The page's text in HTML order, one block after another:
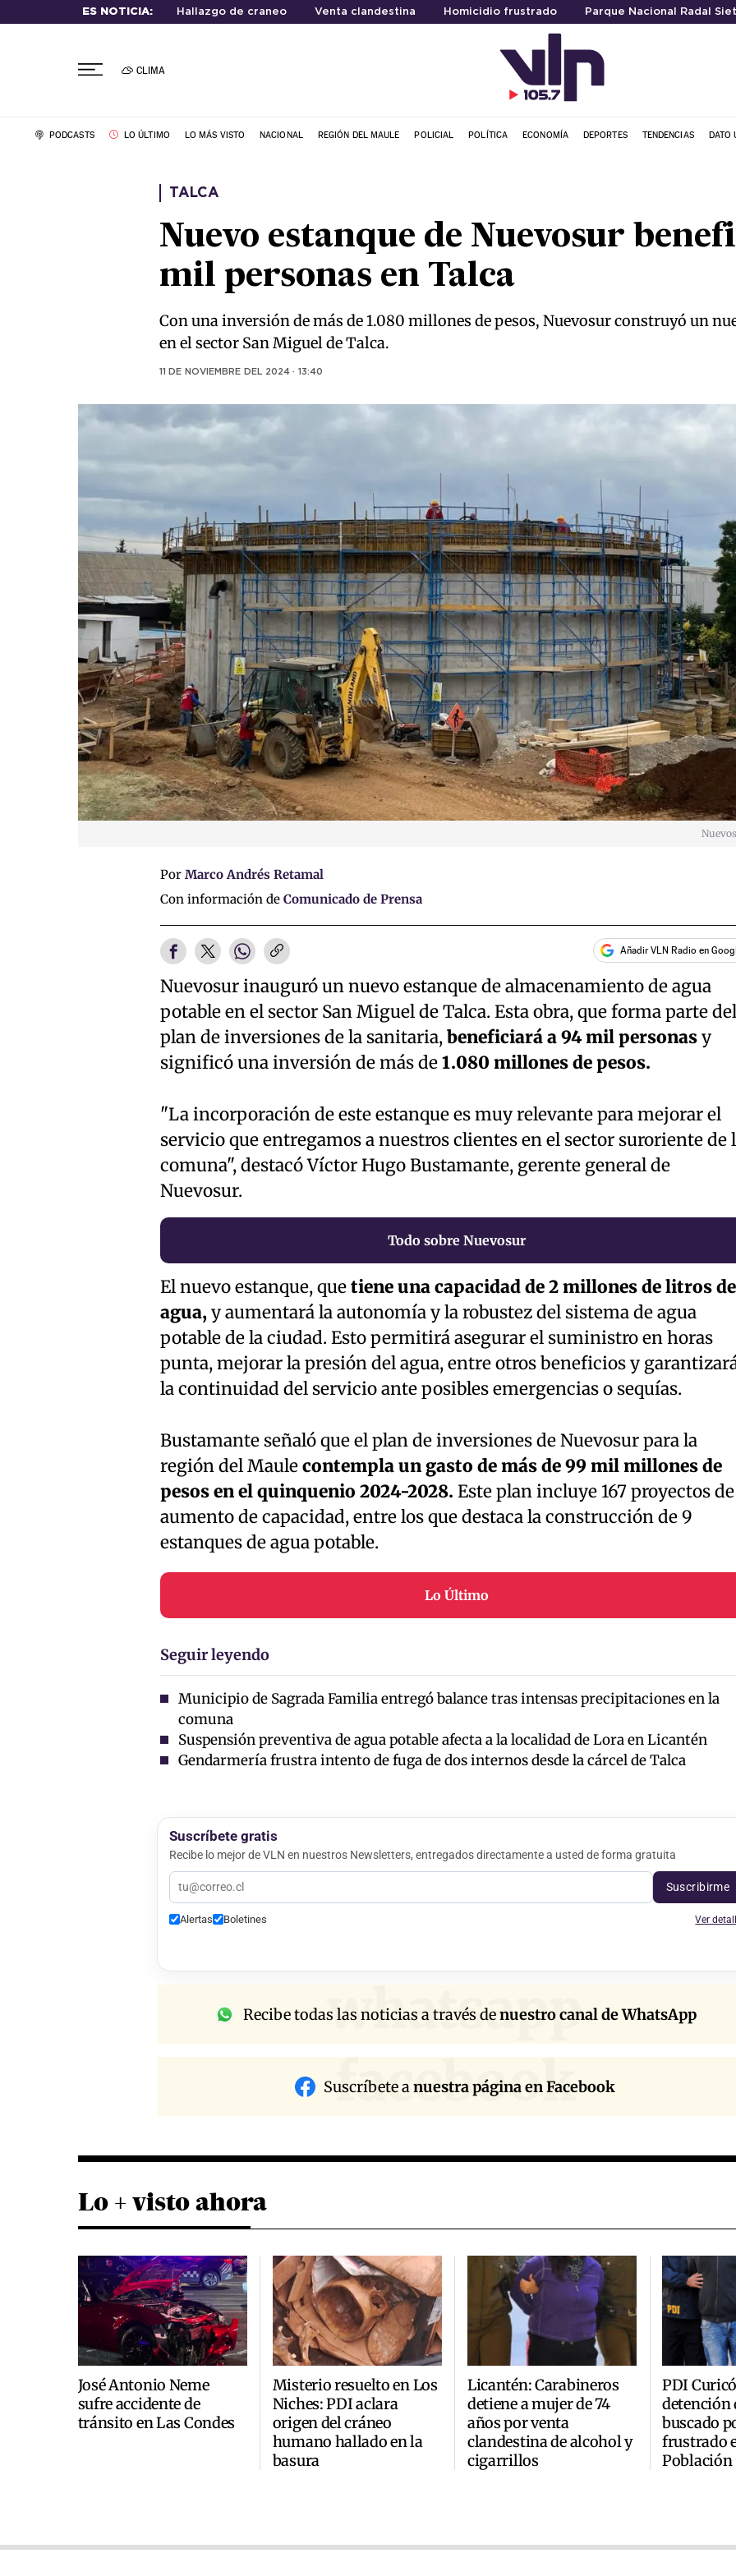
ES NOTICIA: Hallazgo de craneo Venta clandestina Homicidio frustrado Parque Nacional Radal
CLIMA
PODCASTS LO ÚLTIMO LO MÁS VISTO NACIONAL REGIÓN DEL MAULE POLICIAL POLÍTICA ECONOMÍA DEPORTES TENDENCIAS DATO
TALCA
Nuevo estanque de Nuevosur
mil personas en Talca
Con una inversión de más de 1.080 millones de pesos, Nuevosur construyó un
en el sector San Miguel de Talca.
11 DE NOVIEMBRE DEL 2024 · 13:40
Por Marco Andrés Retamal
Con información de Comunicado de Prensa
Añadir VLN Radio en
Nuevosur inauguró un nuevo estanque de almacenamiento de agua
potable en el sector San Miguel de Talca. Esta obra, que forma parte del
plan de inversiones de la sanitaria,beneficiará a 94 mil personasy
significó una inversión de más de1.080 millones de pesos.
"La incorporación de este estanque es muy relevante para mejorar el
servicio que entregamos a nuestros clientes en el sector suroriente de
comuna", destacó Víctor Hugo Bustamante, gerente general de
Nuevosur.
Todo sobre Nuevosur
El nuevo estanque, quetiene una capacidad de 2 millones de litros de
agua,y aumentará la autonomía y la robustez del sistema de agua
potable de la ciudad. Esto permitirá asegurar el suministro en horas
punta, mejorar la presión del agua, entre otros beneficios y
la continuidad del servicio ante posibles emergencias o sequías.
Bustamante señaló que el plan de inversiones de Nuevosur para la
región del Maulecontempla un gasto de más de 99 mil millones de
pesos en el quinquenio 2024-2028. Este plan incluye 167 proyectos de
aumento de capacidad, entre los que destaca la construcción de 9
estanques de agua potable.
Lo Último
Seguir leyendo
Municipio de Sagrada Familia entregó balance tras intensas precipitaciones en la
comuna
Suspensión preventiva de agua potable afecta a la localidad de Lora en Licantén
Gendarmería frustra intento de fuga de dos internos desde la cárcel de Talca
Suscríbete gratis
Recibe lo mejor de VLN en nuestros Newsletters, entregados directamente a usted de forma gratuita
Suscribirme
Alertas Boletines Ver
whatsapp
Recibe todas las noticias a través denuestro canal de WhatsApp
facebook
Suscríbete anuestra página en Facebook
Lo + visto ahora
José Antonio Neme
sufre accidente de
tránsito en Las Condes
Misterio resuelto en Los
Niches: PDI aclara
origen del cráneo
humano hallado en la
basura
Licantén: Carabineros
detiene a mujer de 74
años por venta
clandestina de alcohol y
cigarrillos
PDI
detención
buscado
frustrado
Población